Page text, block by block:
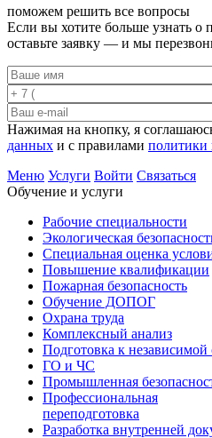
поможем решить все вопросы
Если вы хотите больше узнать о
оставьте заявку — и мы
Нажимая на кнопку, я
данных и с правилами политики
Меню Услуги Войти Связаться
Обучение и услуги
Рабочие специальности
Экологическая
Специальная оценка
Повышение квалификации
Пожарная безопасность
Обучение ДОПОГ
Охрана труда
Комплексный анализ
Подготовка к
ГО и ЧС
Промышленная
Профессиональная
переподготовка
Разработка внутренней